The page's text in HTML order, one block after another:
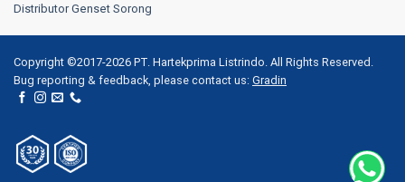
Distributor Genset Sorong
Copyright ©2017-2026 PT. Hartekprima Listrindo. All Rights Reserved.
Bug reporting & feedback, please contact us: Gradin